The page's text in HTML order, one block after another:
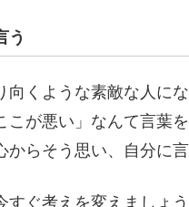
う
向くような素敵な人に
こが悪い」なんて言葉
からそう思い、自分に
ぐ考えを変えましょう